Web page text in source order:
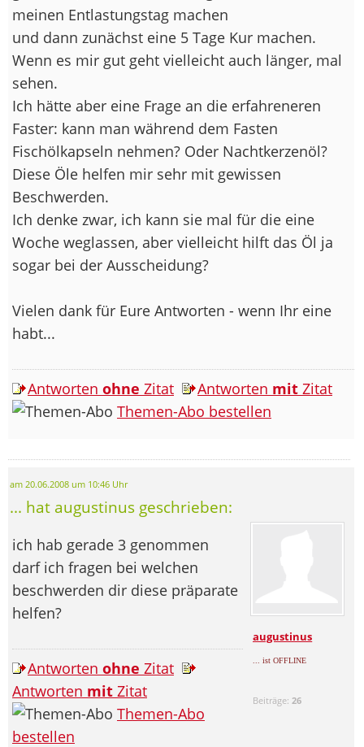
meinen Entlastungstag machen
und dann zunächst eine 5 Tage Kur machen.
Wenn es mir gut geht vielleicht auch länger, mal
sehen.
Ich hätte aber eine Frage an die erfahreneren
Faster: kann man während dem Fasten
Fischölkapseln nehmen? Oder Nachtkerzenöl?
Diese Öle helfen mir sehr mit gewissen
Beschwerden.
Ich denke zwar, ich kann sie mal für die eine
Woche weglassen, aber vielleicht hilft das Öl ja
sogar bei der Ausscheidung?
Vielen dank für Eure Antworten - wenn Ihr eine
habt...
Antworten ohne Zitat Antworten mit Zitat
Themen-Abo bestellen
am 20.06.2008 um 10:46 Uhr
... hat augustinus geschrieben:
augustinus
... ist OFFLINE
Beiträge: 26
ich hab gerade 3 genommen
darf ich fragen bei welchen
beschwerden dir diese präparate
helfen?
Antworten ohne Zitat
Antworten mit Zitat
Themen-Abo
bestellen